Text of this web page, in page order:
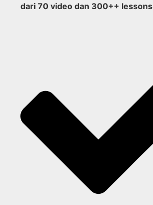
dari 70 video dan 300++ lessons